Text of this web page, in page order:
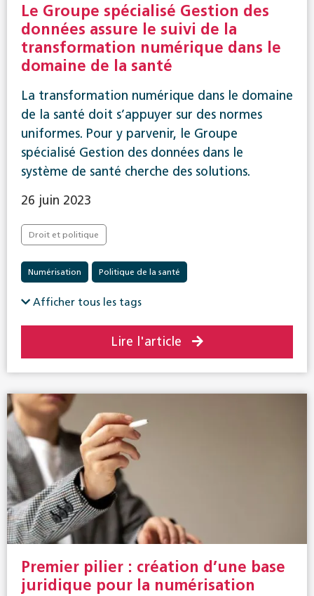
Le Groupe spécialisé Gestion des
données assure le suivi de la
transformation numérique dans le
domaine de la santé
La transformation numérique dans le domaine
de la santé doit s’appuyer sur des normes
uniformes. Pour y parvenir, le Groupe
spécialisé Gestion des données dans le
système de santé cherche des solutions.
26 juin 2023
Droit et politique
Numérisation Politique de la santé
Afficher tous les tags
Lire l'article
Premier pilier : création d’une base
juridique pour la numérisation